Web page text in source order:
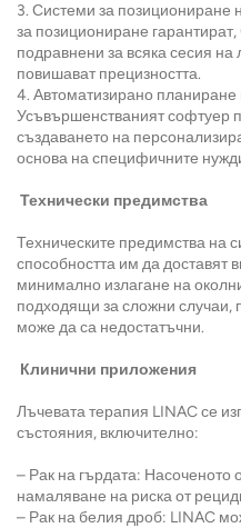
3. Системи за позициониране
за позициониране
подравнени за всяка сесия
повишават прецизността.
4. Автоматизирано планиране
Усъвършенстваният софтуер
създаването на
основа на специфичните
Технически предимства
Техническите предимства на
способността им да доставят
минимално излагане на
подходящи за сложни случаи,
може да са недостатъчни.
Клинични приложения
Лъчевата терапия LINAC се
състояния, включително:
– Рак на гърдата:
намаляване на риска от
– Рак на белия дроб: LINAC